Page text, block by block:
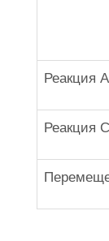
Реакция А
Реакция С